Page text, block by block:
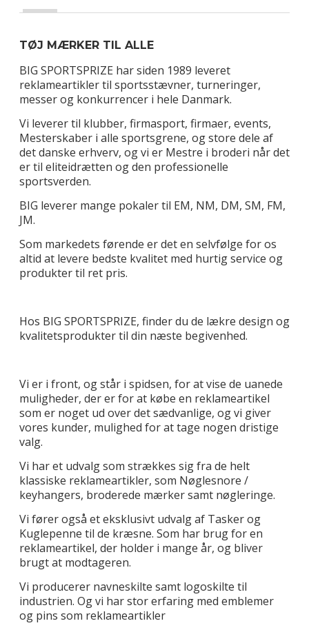
TØJ MÆRKER TIL ALLE
BIG SPORTSPRIZE har siden 1989 leveret
reklameartikler til sportsstævner, turneringer,
messer og konkurrencer i hele Danmark.
Vi leverer til klubber, firmasport, firmaer, events,
Mesterskaber i alle sportsgrene, og store dele af
det danske erhverv, og vi er Mestre i broderi når det
er til eliteidrætten og den professionelle
sportsverden.
BIG leverer mange pokaler til EM, NM, DM, SM, FM,
JM.
Som markedets førende er det en selvfølge for os
altid at levere bedste kvalitet med hurtig service og
produkter til ret pris.
Hos BIG SPORTSPRIZE, finder du de lækre design og
kvalitetsprodukter til din næste begivenhed.
Vi er i front, og står i spidsen, for at vise de uanede
muligheder, der er for at købe en reklameartikel
som er noget ud over det sædvanlige, og vi giver
vores kunder, mulighed for at tage nogen dristige
valg.
Vi har et udvalg som strækkes sig fra de helt
klassiske reklameartikler, som Nøglesnore /
keyhangers, broderede mærker samt nøgleringe.
Vi fører også et eksklusivt udvalg af Tasker og
Kuglepenne til de kræsne. Som har brug for en
reklameartikel, der holder i mange år, og bliver
brugt at modtageren.
Vi producerer navneskilte samt logoskilte til
industrien. Og vi har stor erfaring med emblemer
og pins som reklameartikler